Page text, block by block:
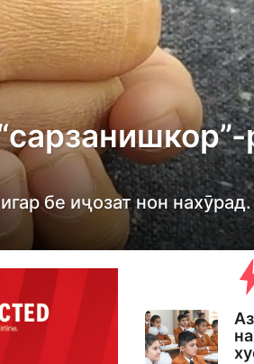
бе иҷозат нон нахӯрад.